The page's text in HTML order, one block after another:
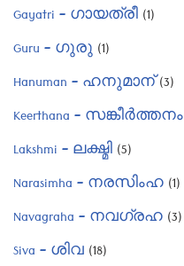
Gayatri – ഗായത്രീ (1)
Guru – ഗുരു (1)
Hanuman – ഹനുമാന്(3)
Keerthana – സങ്കീർത്തനം
Lakshmi – ലക്ഷ്മി (5)
Narasimha – നരസിംഹ (1)
Navagraha – നവഗ്രഹ (3)
Siva – ശിവ (18)